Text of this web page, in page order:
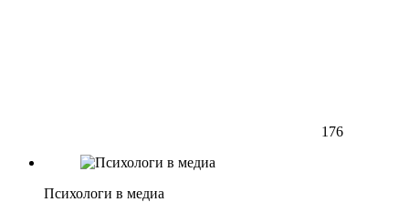
176
Психологи в медиа